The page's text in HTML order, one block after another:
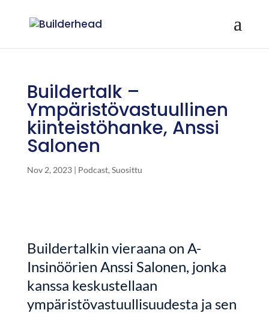
Buildertalk –
Ympäristövastuullinen
kiinteistöhanke, Anssi
Salonen
Nov 2, 2023| Podcast, Suosittu
Buildertalkin vieraana on A-
Insinöörien Anssi Salonen, jonka
kanssa keskustellaan
ympäristövastuullisuudesta ja sen